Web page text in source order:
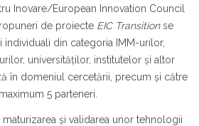
Inovare/European Innovation Council
de proiecte EIC Transitionse
din categoria IMM-urilor,
universităților, institutelor și altor
în domeniul cercetării, precum și către
5 parteneri.
și validarea unor tehnologii